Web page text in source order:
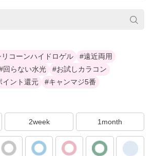
リコーンハイドロゲル
#遠近両用
回らない水光
#お試しカラコン
イント還元
#キャンマジ5番
2week 1month